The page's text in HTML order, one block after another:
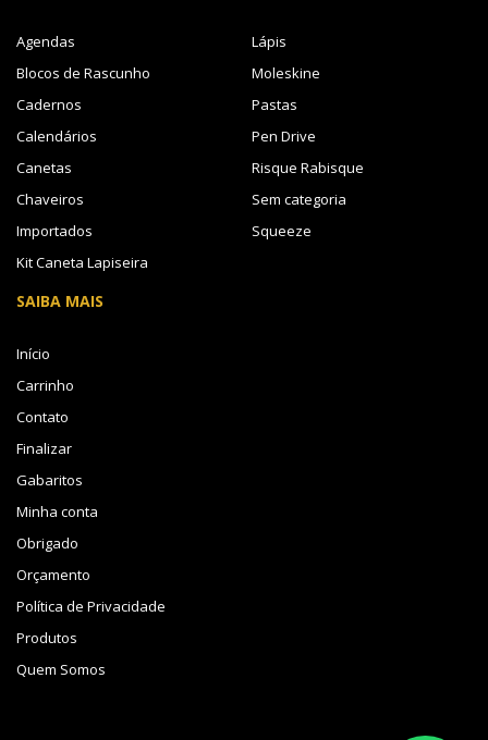
Agendas
Blocos de Rascunho
Cadernos
Calendários
Canetas
Chaveiros
Importados
Kit Caneta Lapiseira
Lápis
Moleskine
Pastas
Pen Drive
Risque Rabisque
Sem categoria
Squeeze
SAIBA MAIS
Início
Carrinho
Contato
Finalizar
Gabaritos
Minha conta
Obrigado
Orçamento
Política de Privacidade
Produtos
Quem Somos